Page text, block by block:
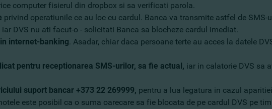
computer fisierul din dropbox si sa verificati parola.
privind operatiunile ce au loc cu cardul. Banca va transmite astfel de
DVS nu ati facut-o - solicitati Banca sa blocheze cardul imediat.
internet-banking. Asadar, chiar daca persoane terte au acces la datele
pentru receptionarea SMS-urilor, sa fie actual, iar in calatorie DVS sa
suport bancar +373 22 269999, pentru a lua legatura in cazul
este posibil ca o suma oarecare sa fie blocata de pe cardul DVS pe